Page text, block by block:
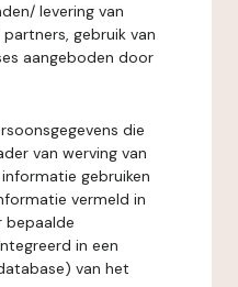
levering van
gebruik van
aangeboden door
die
van werving van
gebruiken
vermeld in
bepaalde
in een
van het